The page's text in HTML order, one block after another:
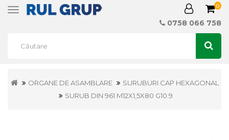
Toggle
0
0758 066 758
ORGANE DE ASAMBLARE
SURUBURI CAP HEXAGONAL
SURUB DIN 961 M12X1,5X80 G10.9